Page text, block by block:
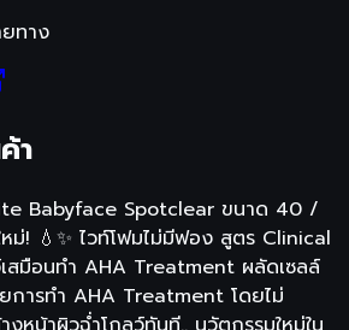
ยทาง
า
Babyface Spotclear ขนาด 40 /
! 💧✨ ไวท์โฟมไม่มีฟอง สูตร Clinical
เสมือนทำ AHA Treatment ผลัดเซลล์
การทำ AHA Treatment โดยไม่